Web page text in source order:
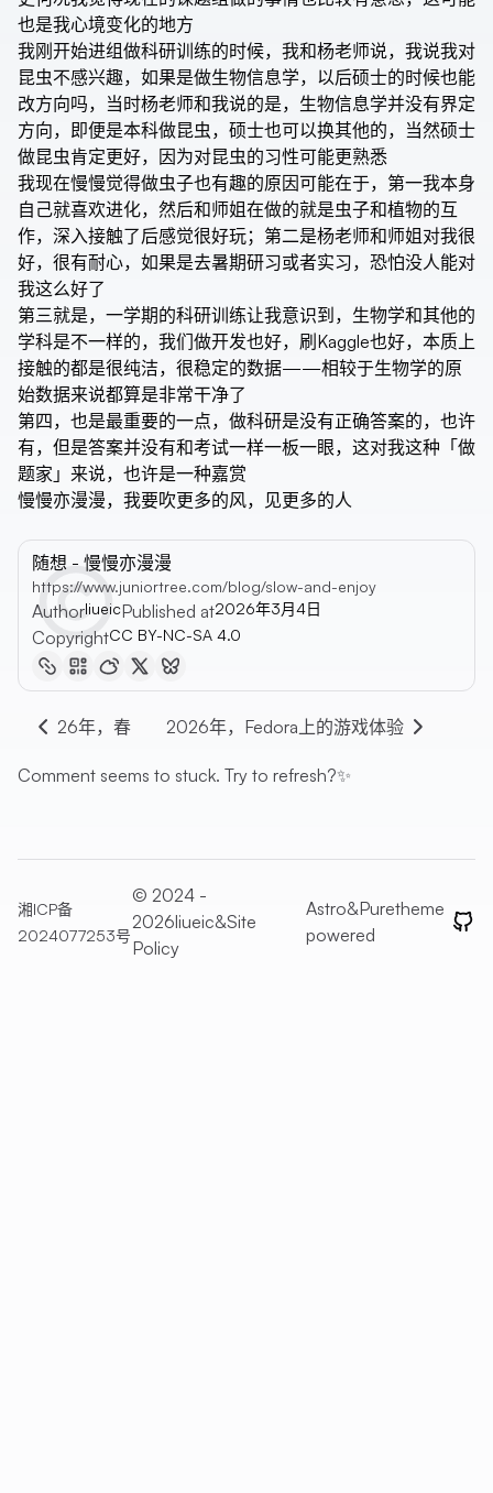
也是我心境变化的地方
我刚开始进组做科研训练的时候，我和杨老师说，我说我对
昆虫不感兴趣，如果是做生物信息学，以后硕士的时候也能
改方向吗，当时杨老师和我说的是，生物信息学并没有界定
方向，即便是本科做昆虫，硕士也可以换其他的，当然硕士
做昆虫肯定更好，因为对昆虫的习性可能更熟悉
我现在慢慢觉得做虫子也有趣的原因可能在于，第一我本身
自己就喜欢进化，然后和师姐在做的就是虫子和植物的互
作，深入接触了后感觉很好玩；第二是杨老师和师姐对我很
好，很有耐心，如果是去暑期研习或者实习，恐怕没人能对
我这么好了
第三就是，一学期的科研训练让我意识到，生物学和其他的
学科是不一样的，我们做开发也好，刷Kaggle也好，本质上
接触的都是很纯洁，很稳定的数据——相较于生物学的原
始数据来说都算是非常干净了
第四，也是最重要的一点，做科研是没有正确答案的，也许
有，但是答案并没有和考试一样一板一眼，这对我这种「做
题家」来说，也许是一种嘉赏
慢慢亦漫漫，我要吹更多的风，见更多的人
随想 - 慢慢亦漫漫
https://www.juniortree.com/blog/slow-and-enjoy
AuthorliueicPublished at2026年3月4日
CopyrightCC BY-NC-SA 4.0
26年，春 2026年，Fedora上的游戏体验
Comment seems to stuck. Try to refresh?✨
湘ICP备
2024077253号
© 2024 -
2026liueic&Site
Policy
Astro&Puretheme
powered